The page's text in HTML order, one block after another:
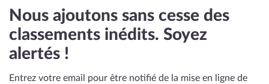
Nous ajoutons sans cesse des
classements inédits. Soyez
alertés !
Entrez votre email pour être notifié de la mise en ligne de